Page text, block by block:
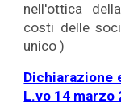
nell'ottica
costi delle
unico )
Dichiarazione
L.vo 14 marzo